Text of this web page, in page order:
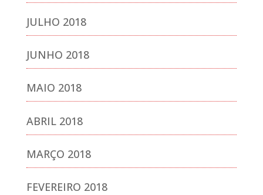
JULHO 2018
JUNHO 2018
MAIO 2018
ABRIL 2018
MARÇO 2018
FEVEREIRO 2018